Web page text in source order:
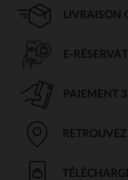
LIVRAISON
E-
PAIEMENT